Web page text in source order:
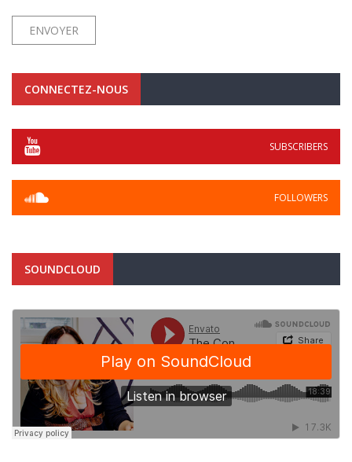
CONNECTEZ-NOUS
SUBSCRIBERS
FOLLOWERS
SOUNDCLOUD